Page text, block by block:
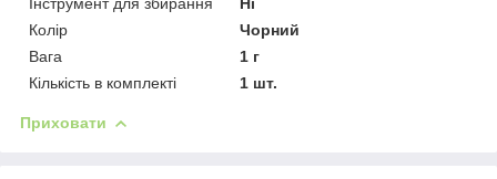
Колір
Чорний
Вага
1 г
Кількість в комплекті
1 шт.
Приховати